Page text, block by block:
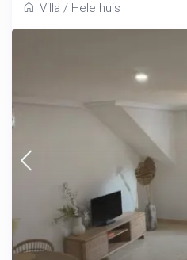
Villa / Hele huis